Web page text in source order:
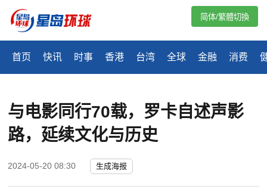
首页 快讯 时事 香港 台湾 全球 金融 消费
简体/繁體切換
与电影同行70载，罗卡自述声影
路，延续文化与历史
2024-05-20 08:30 生成海报